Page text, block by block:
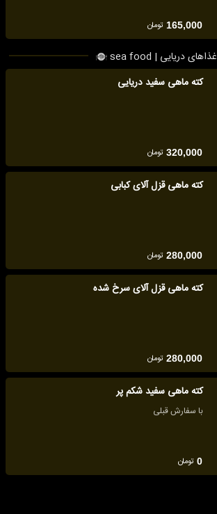
165,000 تومان
غذاهای دریایی | sea food
کته ماهی سفید دریایی
320,000 تومان
کته ماهی قزل آلای کبابی
280,000 تومان
کته ماهی قزل آلای سرخ شده
280,000 تومان
کته ماهی سفید شکم پر
با سفارش قبلی
0 تومان